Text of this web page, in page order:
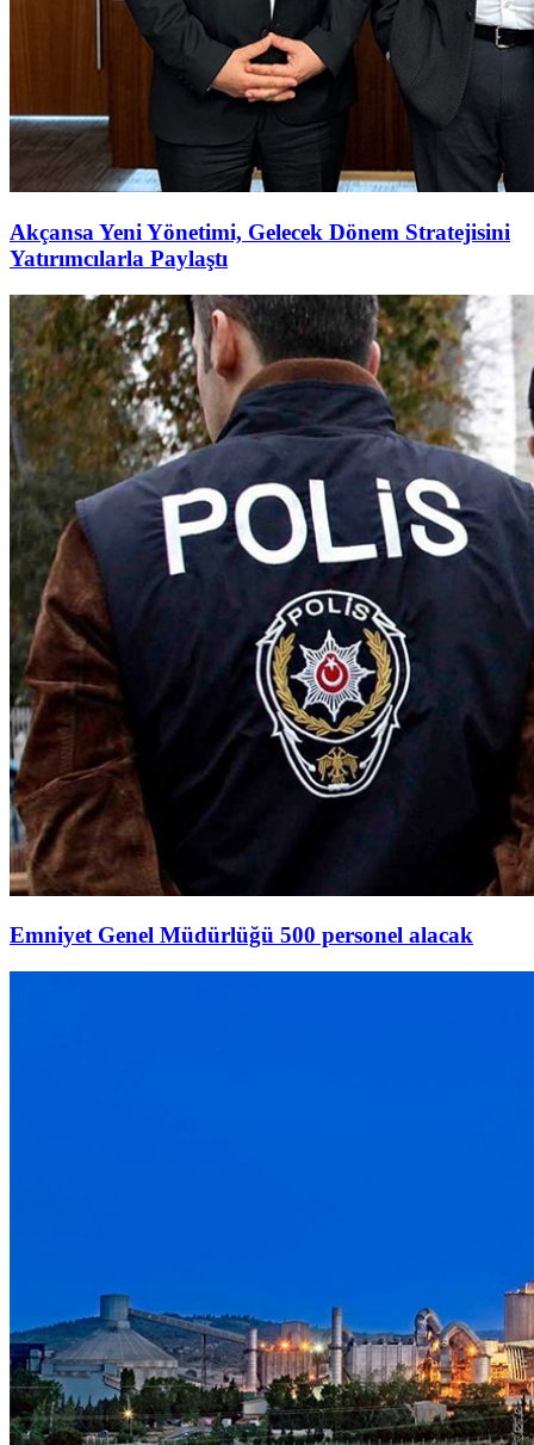
Akçansa Yeni Yönetimi, Gelecek Dönem Stratejisini
Yatırımcılarla Paylaştı
Emniyet Genel Müdürlüğü 500 personel alacak